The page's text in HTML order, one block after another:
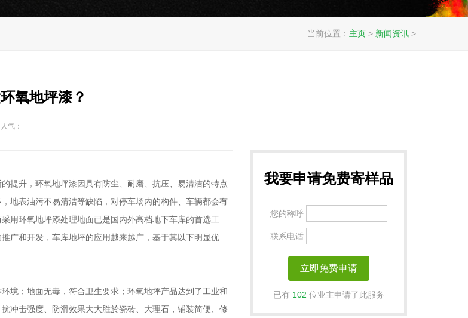
当前位置： 主页 > 新闻资讯 >
氧地坪漆？
气：
提升，环氧地坪漆因具有防尘、耐磨、抗压、易清洁的特点
地表油污不易清洁等缺陷，对停车场内的构件、车辆都会有
用环氧地坪漆处理地面已是国内外高档地下车库的首选工
广和开发，车库地坪的应用越来越广，基于其以下明显优
；地面无毒，符合卫生要求；环氧地坪产品达到了工业和
冲击强度、防滑效果大大胜於瓷砖、大理石，铺装简便、修
我要申请免费寄样品
您的称呼
联系电话
已有 102 位业主申请了此服务